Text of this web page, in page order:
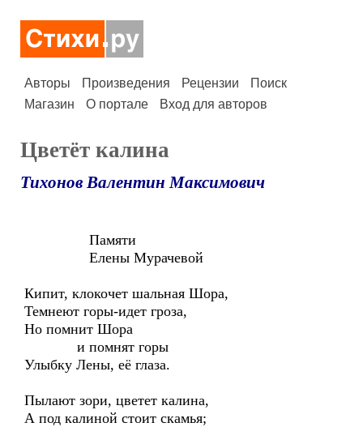
Авторы Произведения Рецензии
Поиск
Магазин
О портале Вход для авторов
Цветёт калина
Тихонов Валентин Максимович
Памяти
Елены Мурачевой
Кипит, клокочет шальная Шора,
Темнеют горы-идет гроза,
Но помнит Шора
и помнят горы
Улыбку Лены, её глаза.
Пылают зори, цветет калина,
А под калиной стоит скамья;